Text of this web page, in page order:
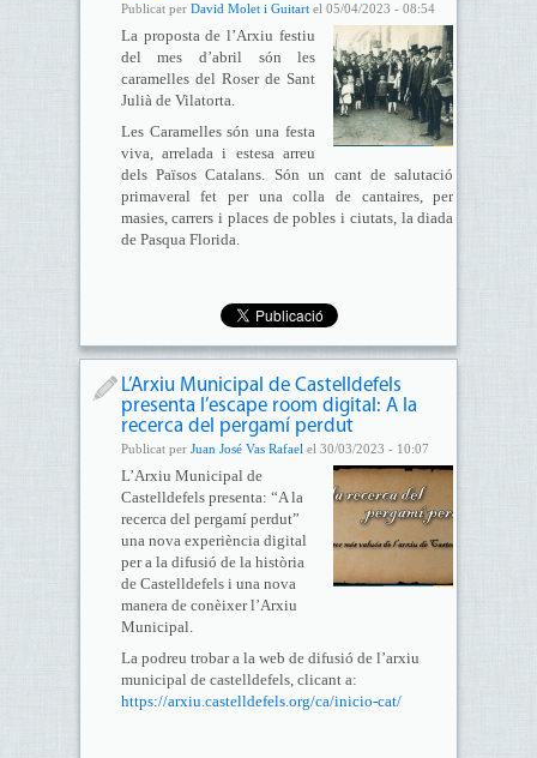
Publicat per David Molet i Guitartel 05/04/2023 - 08:54
La proposta de l’Arxiu festiu
del mes d’abril són les
caramelles del Roser de Sant
Julià de Vilatorta.
Les Caramelles són una festa
viva, arrelada i estesa arreu
dels Països Catalans. Són un cant de salutació
primaveral fet per una colla de cantaires, per
masies, carrers i places de pobles i ciutats, la diada
de Pasqua Florida.
L’Arxiu Municipal de Castelldefels
presenta l’escape room digital: A la
recerca del pergamí perdut
Publicat per Juan José Vas Rafael el 30/03/2023 - 10:07
L’Arxiu Municipal de
Castelldefels presenta: “A la
recerca del pergamí perdut”
una nova experiència digital
per a la difusió de la història
de Castelldefels i una nova
manera de conèixer l’Arxiu
Municipal.
La podreu trobar a la web de difusió de l’arxiu
municipal de castelldefels, clicant a:
https://arxiu.castelldefels.org/ca/inicio-cat/